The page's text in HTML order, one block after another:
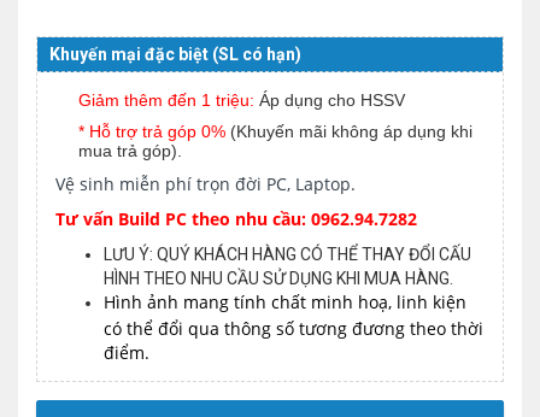
Khuyến mại đặc biệt (SL có hạn)
Giảm thêm đến 1 triệu: Áp dụng cho HSSV
* Hỗ trợ trả góp 0% (Khuyến mãi không áp dụng khi
mua trả góp).
Vệ sinh miễn phí trọn đời PC, Laptop.
Tư vấn Build PC theo nhu cầu: 0962.94.7282
LƯU Ý: QUÝ KHÁCH HÀNG CÓ THỂ THAY ĐỔI CẤU
HÌNH THEO NHU CẦU SỬ DỤNG KHI MUA HÀNG.
Hình ảnh mang tính chất minh hoạ, linh kiện
có thể đổi qua thông số tương đương theo thời
điểm.